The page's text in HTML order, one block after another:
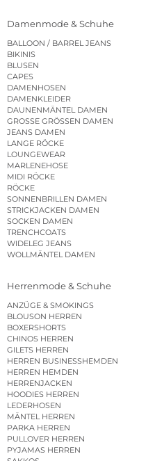
Damenmode & Schuhe
BALLOON / BARREL JEANS
BIKINIS
BLUSEN
CAPES
DAMENHOSEN
DAMENKLEIDER
DAUNENMÄNTEL DAMEN
GROSSE GRÖSSEN DAMEN
JEANS DAMEN
LANGE RÖCKE
LOUNGEWEAR
MARLENEHOSE
MIDI RÖCKE
RÖCKE
SONNENBRILLEN DAMEN
STRICKJACKEN DAMEN
SOCKEN DAMEN
TRENCHCOATS
WIDELEG JEANS
WOLLMÄNTEL DAMEN
Herrenmode & Schuhe
ANZÜGE & SMOKINGS
BLOUSON HERREN
BOXERSHORTS
CHINOS HERREN
GILETS HERREN
HERREN BUSINESSHEMDEN
HERREN HEMDEN
HERRENJACKEN
HOODIES HERREN
LEDERHOSEN
MÄNTEL HERREN
PARKA HERREN
PULLOVER HERREN
PYJAMAS HERREN